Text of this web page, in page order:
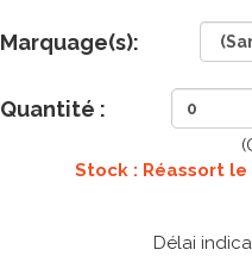
Marquage(s):
Quantité :
Stock : Réassort le
Délai